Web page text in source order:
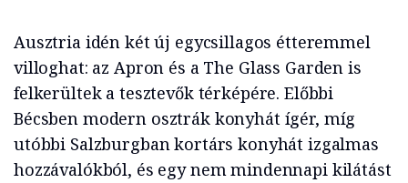
Ausztria idén két új egycsillagos étteremmel
villoghat: az Apron és a The Glass Garden is
felkerültek a tesztevők térképére. Előbbi
Bécsben modern osztrák konyhát ígér, míg
utóbbi Salzburgban kortárs konyhát izgalmas
hozzávalókból, és egy nem mindennapi kilátást